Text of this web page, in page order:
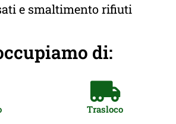
e smaltimento rifiuti
di:
Trasloco